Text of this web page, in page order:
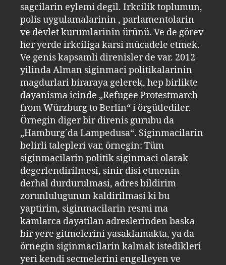
sagcilarin eylemi degil. Irkcilik toplumun,
polis uygulamalarinin , parlamentolarin
ve devlet kurumlarinin ürünü. Ve de görev
her yerde irkciliga karsi mücadele etmek.
Ve genis kapsamli direnisler de var. 2012
yilinda Alman siginmaci politikalarinin
magdurlari biraraya gelerek, hep birlikte
dayanisma icinde „Refugee Protestmarch
from Würzburg to Berlin“ i örgütlediler.
Örnegin diger bir direnis gurubu da
„Hamburg´da Lampedusa“. Siginmacilarin
belirli talepleri var, örnegin: Tüm
siginmacilarin politik siginmaci olarak
degerlendirilmesi, sinir disi etmenin
derhal durdurulmasi, adres bildirim
zorunlulugunun kaldirilmasi ki bu
yaptirim, siginmacilarin resmi ma
kamlarca dayatilan adreslerinden baska
bir yere gitmelerini yasaklamakta, ya da
örnegin siginmacilarin kalmak istedikleri
yeri kendi secmelerini engelleyen ve